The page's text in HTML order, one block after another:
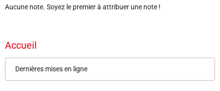
Aucune note. Soyez le premier à attribuer une note !
Accueil
Dernières mises en ligne